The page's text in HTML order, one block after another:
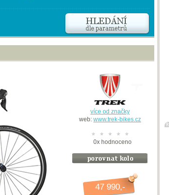
více od značky
web: www.trek-bikes.cz
0xhodnoceno
47 990,-